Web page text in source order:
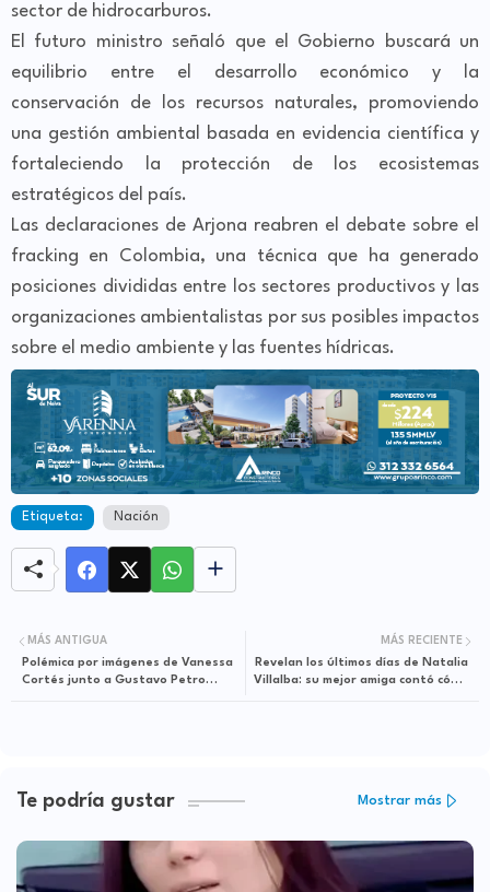
sector de hidrocarburos.
El futuro ministro señaló que el Gobierno buscará un
equilibrio entre el desarrollo económico y la
conservación de los recursos naturales, promoviendo
una gestión ambiental basada en evidencia científica y
fortaleciendo la protección de los ecosistemas
estratégicos del país.
Las declaraciones de Arjona reabren el debate sobre el
fracking en Colombia, una técnica que ha generado
posiciones divididas entre los sectores productivos y las
organizaciones ambientalistas por sus posibles impactos
sobre el medio ambiente y las fuentes hídricas.
Etiqueta: Nación
MÁS RECIENTE
Revelan los últimos días de Natalia
Villalba: su mejor amiga contó cómo
MÁS ANTIGUA
Polémica por imágenes de Vanessa
Cortés junto a Gustavo Petro
Te podría gustar Mostrar más